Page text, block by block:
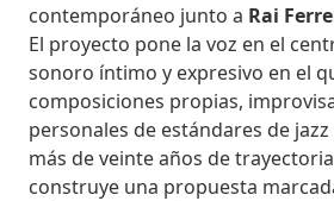
contemporáneo junto a Rai
El proyecto pone la voz en el
sonoro íntimo y expresivo en el
composiciones propias,
personales de estándares de
más de veinte años de
construye una propuesta